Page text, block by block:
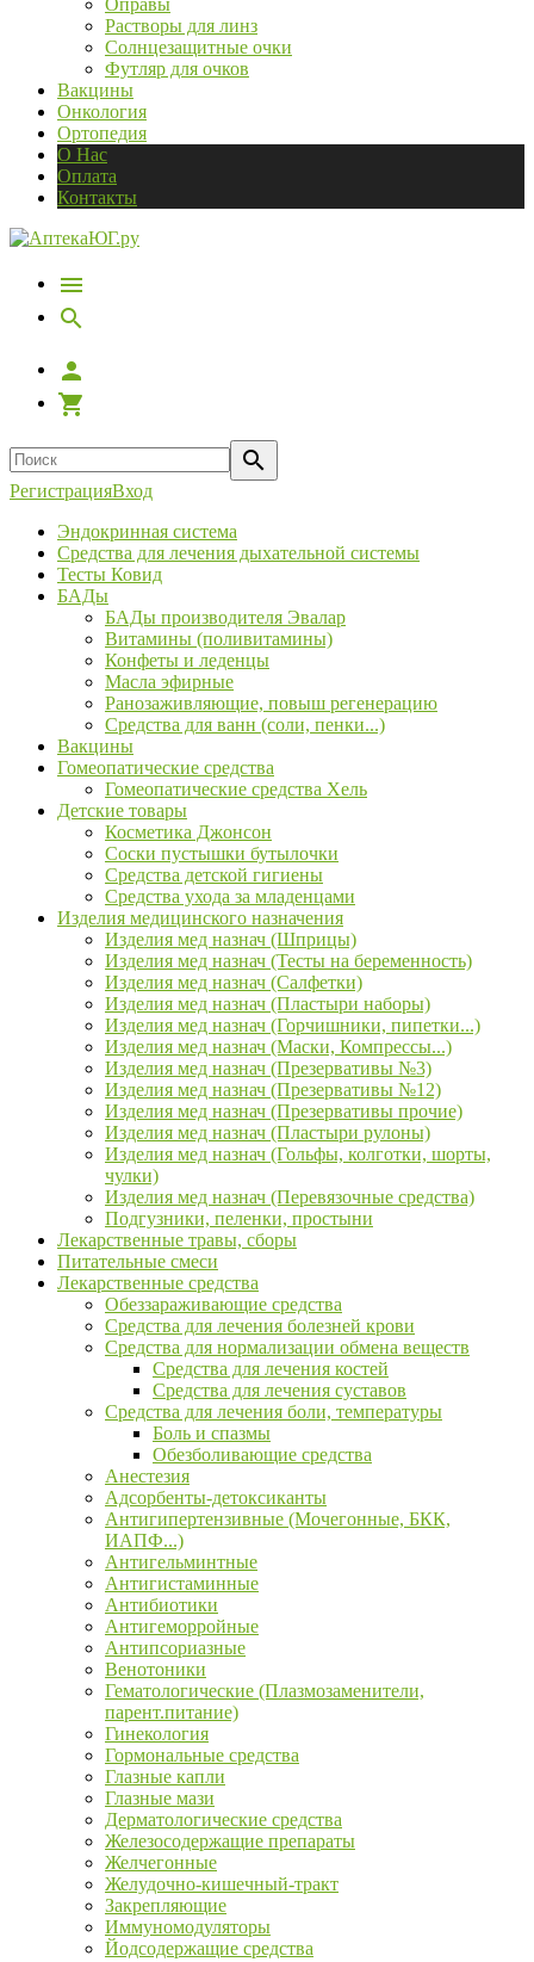
Оправы
Растворы для линз
Солнцезащитные очки
Футляр для очков
Вакцины
Онкология
Ортопедия
О Нас
Оплата
Контакты
РегистрацияВход
Эндокринная система
Средства для лечения дыхательной системы
Тесты Ковид
БАДы
БАДы производителя Эвалар
Витамины (поливитамины)
Конфеты и леденцы
Масла эфирные
Ранозаживляющие, повыш регенерацию
Средства для ванн (соли, пенки...)
Вакцины
Гомеопатические средства
Гомеопатические средства Хель
Детские товары
Косметика Джонсон
Соски пустышки бутылочки
Средства детской гигиены
Средства ухода за младенцами
Изделия медицинского назначения
Изделия мед назнач (Шприцы)
Изделия мед назнач (Тесты на беременность)
Изделия мед назнач (Салфетки)
Изделия мед назнач (Пластыри наборы)
Изделия мед назнач (Горчишники, пипетки...)
Изделия мед назнач (Маски, Компрессы...)
Изделия мед назнач (Презервативы №3)
Изделия мед назнач (Презервативы №12)
Изделия мед назнач (Презервативы прочие)
Изделия мед назнач (Пластыри рулоны)
Изделия мед назнач (Гольфы, колготки, шорты,
чулки)
Изделия мед назнач (Перевязочные средства)
Подгузники, пеленки, простыни
Лекарственные травы, сборы
Питательные смеси
Лекарственные средства
Обеззараживающие средства
Средства для лечения болезней крови
Средства для нормализации обмена веществ
Средства для лечения костей
Средства для лечения суставов
Средства для лечения боли, температуры
Боль и спазмы
Обезболивающие средства
Анестезия
Адсорбенты-детоксиканты
Антигипертензивные (Мочегонные, БКК,
ИАПФ...)
Антигельминтные
Антигистаминные
Антибиотики
Антигеморройные
Антипсориазные
Венотоники
Гематологические (Плазмозаменители,
парент.питание)
Гинекология
Гормональные средства
Глазные капли
Глазные мази
Дерматологические средства
Железосодержащие препараты
Желчегонные
Желудочно-кишечный-тракт
Закрепляющие
Иммуномодуляторы
Йодсодержащие средства